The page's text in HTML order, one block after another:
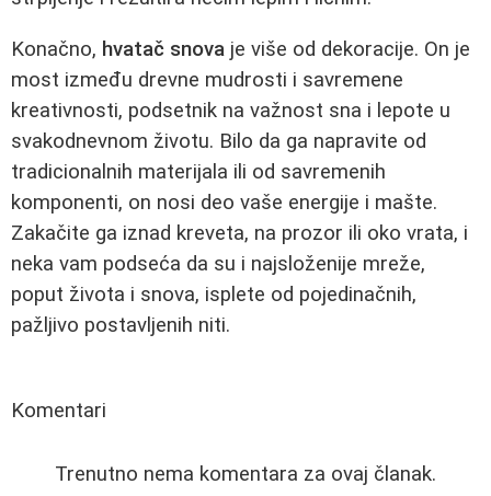
Konačno, hvatač snova je više od dekoracije. On je
most između drevne mudrosti i savremene
kreativnosti, podsetnik na važnost sna i lepote u
svakodnevnom životu. Bilo da ga napravite od
tradicionalnih materijala ili od savremenih
komponenti, on nosi deo vaše energije i mašte.
Zakačite ga iznad kreveta, na prozor ili oko vrata, i
neka vam podseća da su i najsloženije mreže,
poput života i snova, isplete od pojedinačnih,
pažljivo postavljenih niti.
Komentari
Trenutno nema komentara za ovaj članak.